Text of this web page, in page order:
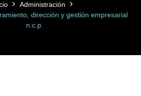
Administración
dirección y gestión empresarial
n.c.p.